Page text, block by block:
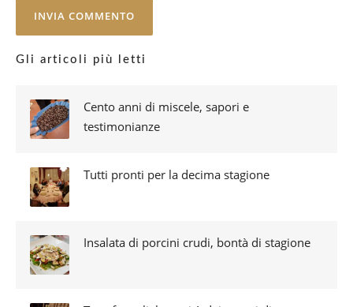
Gli articoli più letti
Cento anni di miscele, sapori e
testimonianze
Tutti pronti per la decima stagione
Insalata di porcini crudi, bontà di stagione